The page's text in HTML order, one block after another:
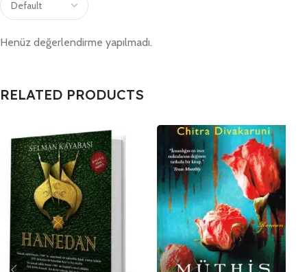
Henüz değerlendirme yapılmadı.
RELATED PRODUCTS